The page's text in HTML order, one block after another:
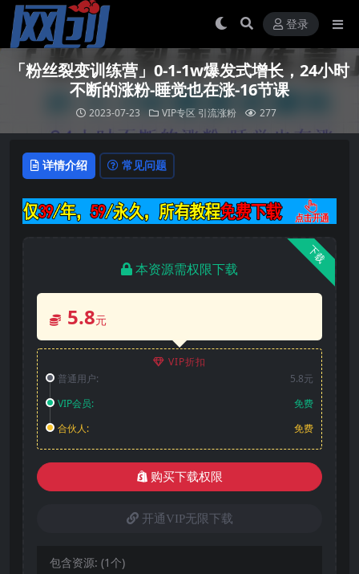
登录
「粉丝裂变训练营」0-1-1w爆发式增长，24小时
不断的涨粉-睡觉也在涨-16节课
2023-07-23 VIP专区 引流涨粉 277
详情介绍 常见问题
下载
本资源需权限下载
5.8元
VIP折扣
普通用户:
5.8元
VIP会员:
免费
合伙人:
免费
购买下载权限
开通VIP无限下载
包含资源: (1个)